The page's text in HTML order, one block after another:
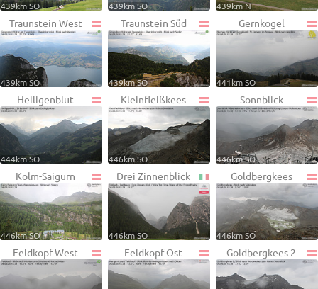
439km SO 439km SO 439km N
Traunstein West
439km SO
Traunstein Süd
439km SO
Gernkogel
441km SO
Heiligenblut
444km SO
Kleinfleißkees
446km SO
Sonnblick
446km SO
Kolm-Saigurn
446km SO
Drei Zinnenblick
446km SO
Goldbergkees
446km SO
Feldkopf West Feldkopf Ost Goldbergkees 2